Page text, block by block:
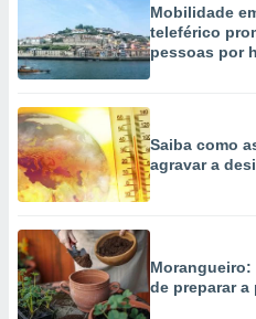
Mobilidade
teleférico
pessoas por
Saiba como
agravar a
Morangueiro:
de preparar